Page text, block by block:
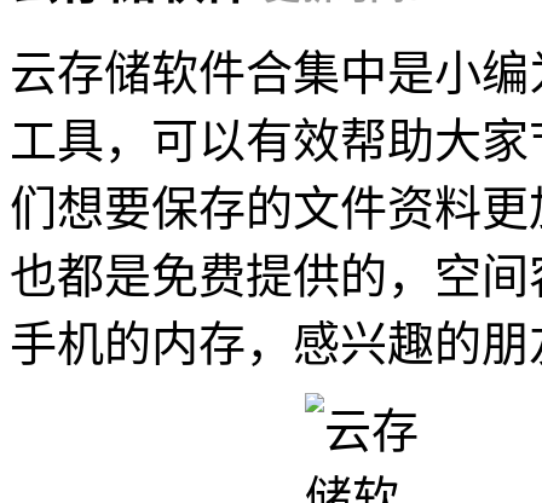
云存储软件合集中是小
工具，可以有效帮助大
们想要保存的文件资料
也都是免费提供的，空
手机的内存，感兴趣的